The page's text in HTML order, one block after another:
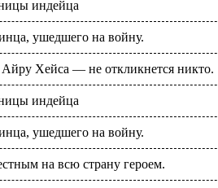
индейца
ушедшего на войну.
Хейса — не откликнется никто.
индейца
ушедшего на войну.
на всю страну героем.